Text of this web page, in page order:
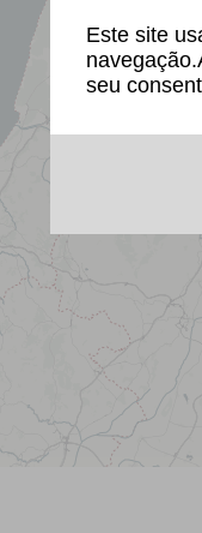
Este site
seu